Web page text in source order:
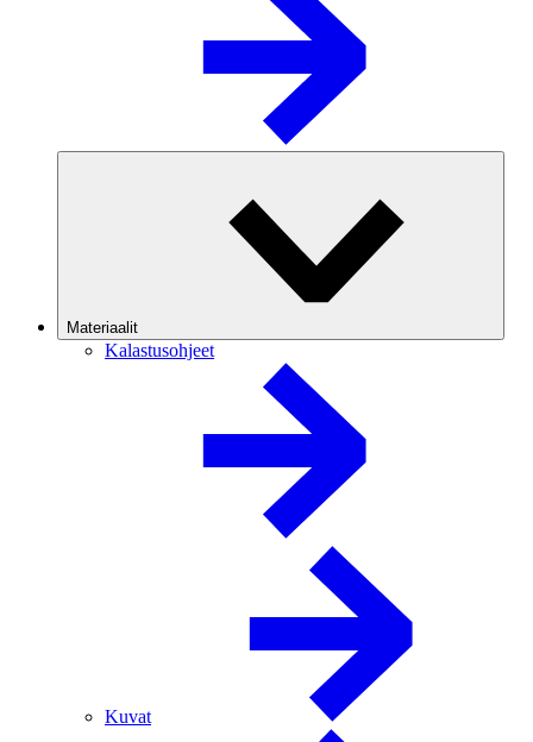
Materiaalit
Kalastusohjeet
Kuvat